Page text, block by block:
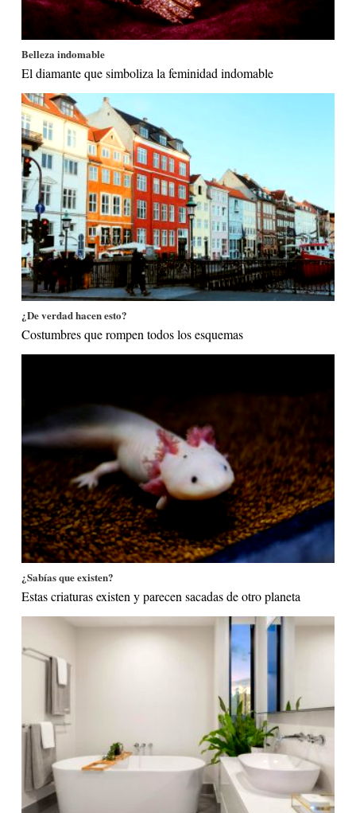
Belleza indomable
El diamante que simboliza la feminidad indomable
¿De verdad hacen esto?
Costumbres que rompen todos los esquemas
¿Sabías que existen?
Estas criaturas existen y parecen sacadas de otro planeta